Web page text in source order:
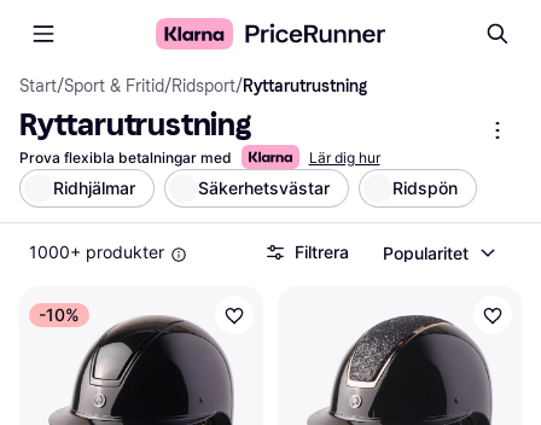
Start/Sport & Fritid/Ridsport/Ryttarutrustning
Ryttarutrustning
Prova flexibla betalningar med Lär dig hur
Ridhjälmar Säkerhetsvästar Ridspön
1000+ produkter Filtrera Popularitet
-10%